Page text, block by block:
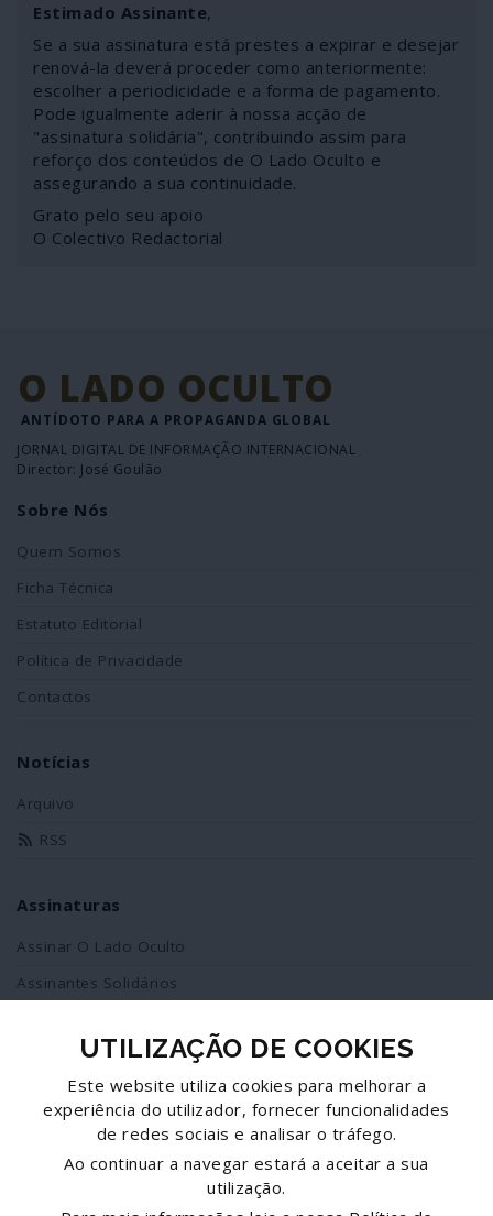
Estimado Assinante,
Se a sua assinatura está prestes a expirar e desejar
renová-la deverá proceder como anteriormente:
escolher a periodicidade e a forma de pagamento.
Pode igualmente aderir à nossa acção de
"assinatura solidária", contribuindo assim para
reforço dos conteúdos de O Lado Oculto e
assegurando a sua continuidade.
Grato pelo seu apoio
O Colectivo Redactorial
O LADO OCULTO
ANTÍDOTO PARA A PROPAGANDA GLOBAL
JORNAL DIGITAL DE INFORMAÇÃO INTERNACIONAL
Director: José Goulão
Sobre Nós
Quem Somos
Ficha Técnica
Estatuto Editorial
Política de Privacidade
Contactos
Notícias
Arquivo
RSS
Assinaturas
Assinar O Lado Oculto
Assinantes Solidários
Redes Sociais
Siga-nos no facebook
UTILIZAÇÃO DE COOKIES
Este website utiliza cookies para melhorar a
experiência do utilizador, fornecer funcionalidades
de redes sociais e analisar o tráfego.
Ao continuar a navegar estará a aceitar a sua
utilização.